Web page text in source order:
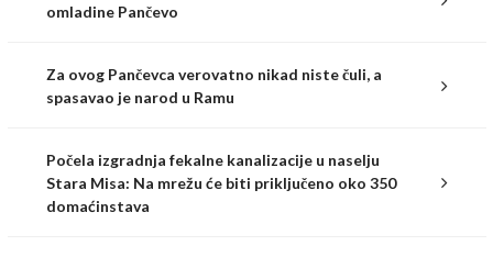
omladine Pančevo
Za ovog Pančevca verovatno nikad niste čuli, a
spasavao je narod u Ramu
Počela izgradnja fekalne kanalizacije u naselju
Stara Misa: Na mrežu će biti priključeno oko 350
domaćinstava